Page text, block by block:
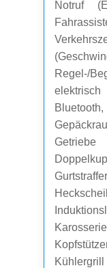
Notruf
Regel-/
elektrisch